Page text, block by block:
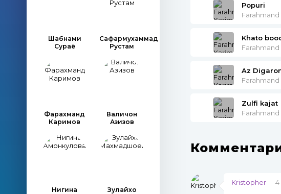
Шабнами
Сураё
Сафармухаммад
Рустам
Фарахманд
Каримов
Валичон
Азизов
Нигина
Зулайхо
Popuri
Khato
Az
Zulfi kajat
Kristopher
4